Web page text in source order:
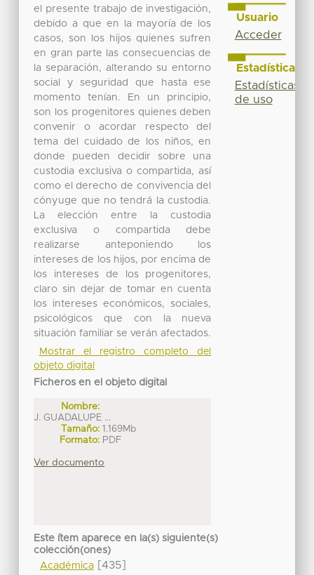
el presente trabajo de investigación,
debido a que en la mayoría de los
casos, son los hijos quienes sufren
en gran parte las consecuencias de
la separación, alterando su entorno
social y seguridad que hasta ese
momento tenían. En un principio,
son los progenitores quienes deben
convenir o acordar respecto del
tema del cuidado de los niños, en
donde pueden decidir sobre una
custodia exclusiva o compartida, así
como el derecho de convivencia del
cónyuge que no tendrá la custodia.
La elección entre la custodia
exclusiva o compartida debe
realizarse anteponiendo los
intereses de los hijos, por encima de
los intereses de los progenitores,
claro sin dejar de tomar en cuenta
los intereses económicos, sociales,
psicológicos que con la nueva
situación familiar se verán afectados.
Mostrar el registro completo del
objeto digital
Ficheros en el objeto digital
Nombre:
J. GUADALUPE ...
Tamaño: 1.169Mb
Formato: PDF
Ver documento
Este ítem aparece en la(s) siguiente(s)
colección(ones)
Académica[435]
Usuario
Acceder
Estadísticas
Estadísticas
de uso